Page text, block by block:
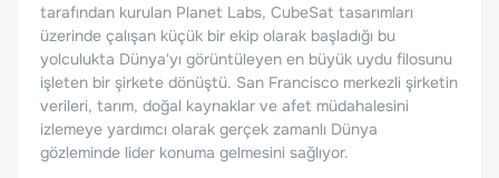
tarafından kurulan Planet Labs, CubeSat tasarımları
üzerinde çalışan küçük bir ekip olarak başladığı bu
yolculukta Dünya'yı görüntüleyen en büyük uydu filosunu
işleten bir şirkete dönüştü. San Francisco merkezli şirketin
verileri, tarım, doğal kaynaklar ve afet müdahalesini
izlemeye yardımcı olarak gerçek zamanlı Dünya
gözleminde lider konuma gelmesini sağlıyor.